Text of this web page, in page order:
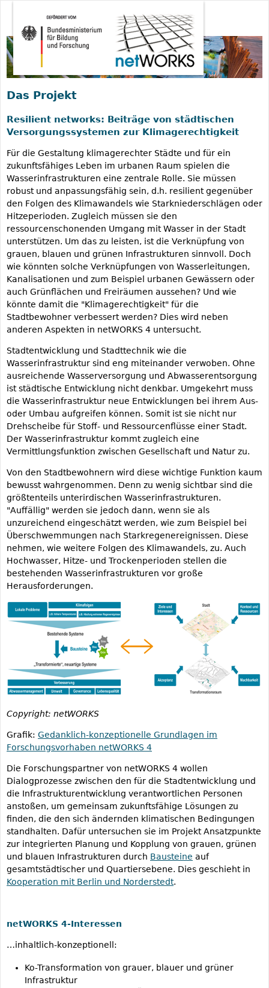
Deutsch
Das Projekt
Resilient networks: Beiträge von städtischen
Versorgungssystemen zur Klimagerechtigkeit
Für die Gestaltung klimagerechter Städte und für ein
zukunftsfähiges Leben im urbanen Raum spielen die
Wasserinfrastrukturen eine zentrale Rolle. Sie müssen
robust und anpassungsfähig sein, d.h. resilient gegenüber
den Folgen des Klimawandels wie Starkniederschlägen oder
Hitzeperioden. Zugleich müssen sie den
ressourcenschonenden Umgang mit Wasser in der Stadt
unterstützen. Um das zu leisten, ist die Verknüpfung von
grauen, blauen und grünen Infrastrukturen sinnvoll. Doch
wie könnten solche Verknüpfungen von Wasserleitungen,
Kanalisationen und zum Beispiel urbanen Gewässern oder
auch Grünflächen und Freiräumen aussehen? Und wie
könnte damit die "Klimagerechtigkeit" für die
Stadtbewohner verbessert werden? Dies wird neben
anderen Aspekten in netWORKS 4 untersucht.
Stadtentwicklung und Stadttechnik wie die
Wasserinfrastruktur sind eng miteinander verwoben. Ohne
ausreichende Wasserversorgung und Abwasserentsorgung
ist städtische Entwicklung nicht denkbar. Umgekehrt muss
die Wasserinfrastruktur neue Entwicklungen bei ihrem Aus-
oder Umbau aufgreifen können. Somit ist sie nicht nur
Drehscheibe für Stoff- und Ressourcenflüsse einer Stadt.
Der Wasserinfrastruktur kommt zugleich eine
Vermittlungsfunktion zwischen Gesellschaft und Natur zu.
Von den Stadtbewohnern wird diese wichtige Funktion kaum
bewusst wahrgenommen. Denn zu wenig sichtbar sind die
größtenteils unterirdischen Wasserinfrastrukturen.
"Auffällig" werden sie jedoch dann, wenn sie als
unzureichend eingeschätzt werden, wie zum Beispiel bei
Überschwemmungen nach Starkregenereignissen. Diese
nehmen, wie weitere Folgen des Klimawandels, zu. Auch
Hochwasser, Hitze- und Trockenperioden stellen die
bestehenden Wasserinfrastrukturen vor große
Herausforderungen.
n
a
u
s
t
e
i
n
-
s
t
a
d
t
.
p
n
g
Copyright: netWORKS
Grafik: Gedanklich-konzeptionelle Grundlagen im
Forschungsvorhaben netWORKS 4
Die Forschungspartner von netWORKS 4 wollen
Dialogprozesse zwischen den für die Stadtentwicklung und
die Infrastrukturentwicklung verantwortlichen Personen
anstoßen, um gemeinsam zukunftsfähige Lösungen zu
finden, die den sich ändernden klimatischen Bedingungen
standhalten. Dafür untersuchen sie im Projekt Ansatzpunkte
zur integrierten Planung und Kopplung von grauen, grünen
und blauen Infrastrukturen durch Bausteine auf
gesamtstädtischer und Quartiersebene. Dies geschieht in
Kooperation mit Berlin und Norderstedt.
netWORKS 4-Interessen
…inhaltlich-konzeptionell:
Ko-Transformation von grauer, blauer und grüner
Infrastruktur